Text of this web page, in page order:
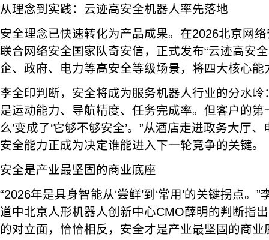
从理念到实践：云迹高安全机器人率先落地
安全理念已快速转化为产品成果。在2026北京网
联合网络安全国家队奇安信，正式发布“云迹高安
企、政府、电力等高安全等级场景，将四大核心能
李全印判断，安全将成为服务机器人行业的分水岭
是运动能力、导航精度、任务完成率。但客户的第
么’变成了‘它够不够安全’。”从酒店走进政务大厅
安全能力正成为决定谁能进入下一轮竞争的关键。
安全是产业最坚固的商业底座
“2026年是具身智能从‘尝鲜’到‘常用’的关键拐点。
道中北京人形机器人创新中心CMO薛明的判断指
的对立面，恰恰相反，安全才是产业最坚固的商业